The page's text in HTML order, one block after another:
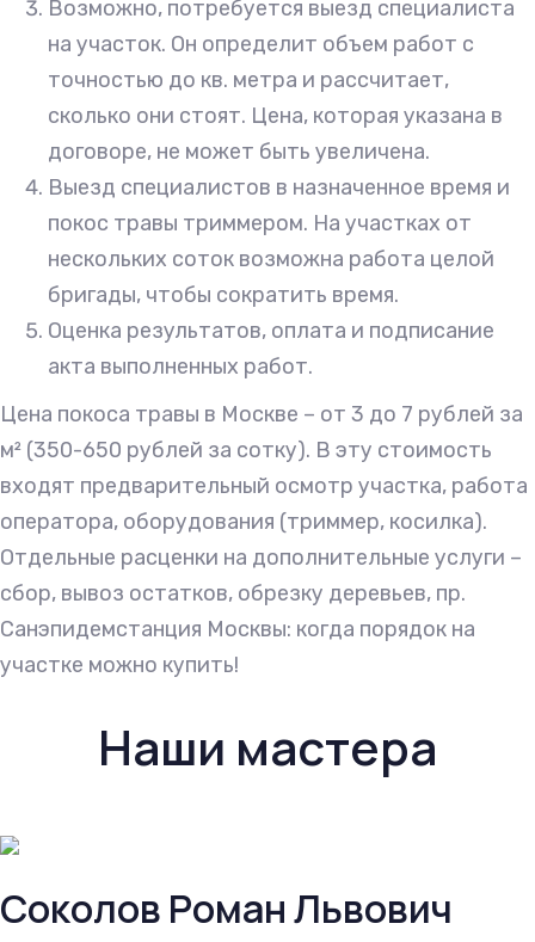
Возможно, потребуется выезд специалиста
на участок. Он определит объем работ с
точностью до кв. метра и рассчитает,
сколько они стоят. Цена, которая указана в
договоре, не может быть увеличена.
Выезд специалистов в назначенное время и
покос травы триммером. На участках от
нескольких соток возможна работа целой
бригады, чтобы сократить время.
Оценка результатов, оплата и подписание
акта выполненных работ.
Цена покоса травы в Москве – от 3 до 7 рублей за
м² (350-650 рублей за сотку). В эту стоимость
входят предварительный осмотр участка, работа
оператора, оборудования (триммер, косилка).
Отдельные расценки на дополнительные услуги –
сбор, вывоз остатков, обрезку деревьев, пр.
Санэпидемстанция Москвы: когда порядок на
участке можно купить!
Наши мастера
Соколов Роман Львович